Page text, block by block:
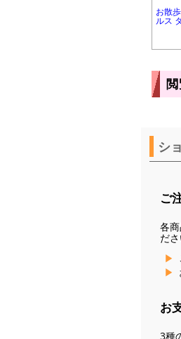
お散
ルス
シ
ご
各
ださ
お
3種